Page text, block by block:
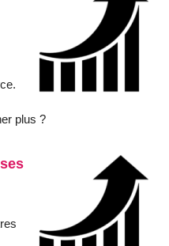
plus ?